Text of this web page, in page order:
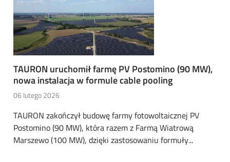
TAURON uruchomił farmę PV Postomino (90 MW),
nowa instalacja w formule cable pooling
06 lutego 2026
TAURON zakończył budowę farmy fotowoltaicznej PV
Postomino (90 MW), która razem z Farmą Wiatrową
Marszewo (100 MW), dzięki zastosowaniu formuły...